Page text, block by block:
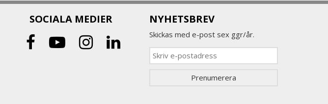
SOCIALA MEDIER NYHETSBREV
Skickas med e-post sex ggr/år.